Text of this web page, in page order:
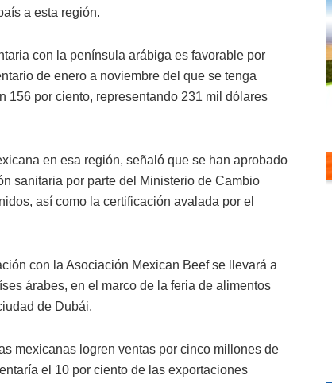
a esta región.
con la península arábiga es favorable por
de enero a noviembre del que se tenga
156 por ciento, representando 231 mil dólares
en esa región, señaló que se han aprobado
sanitaria por parte del Ministerio de Cambio
así como la certificación avalada por el
con la Asociación Mexican Beef se llevará a
árabes, en el marco de la feria de alimentos
de Dubái.
mexicanas logren ventas por cinco millones de
el 10 por ciento de las exportaciones